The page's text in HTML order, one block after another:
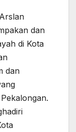
dan
di Kota
dan